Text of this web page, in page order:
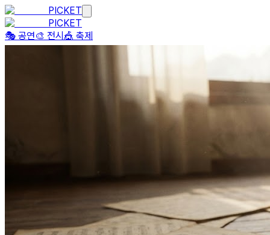
PICKET
PICKET
🎭 공연🎨 전시 🎪 축제